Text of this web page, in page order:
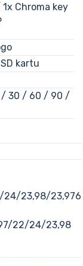
Chroma key
kartu
/ 30 / 60 / 90 /
23,98/23,976
22/24/23,98